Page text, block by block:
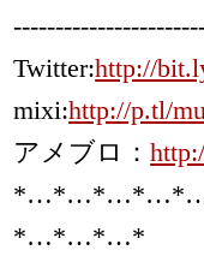
Twitter:http://
mixi:http://p.tl/
アメブロ：
*…*…*…*